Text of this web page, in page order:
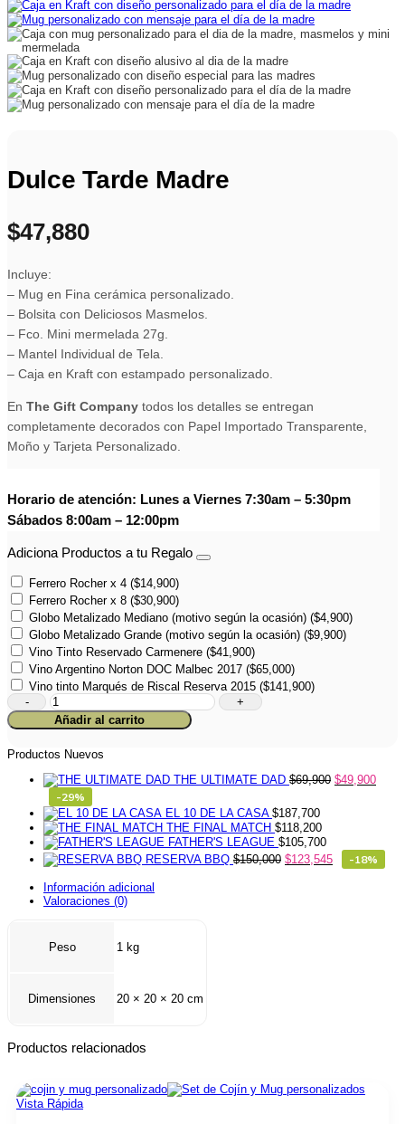
Dulce Tarde Madre
$47,880
Incluye:
– Mug en Fina cerámica personalizado.
– Bolsita con Deliciosos Masmelos.
– Fco. Mini mermelada 27g.
– Mantel Individual de Tela.
– Caja en Kraft con estampado personalizado.
En The Gift Company todos los detalles se entregan
completamente decorados con Papel Importado Transparente,
Moño y Tarjeta Personalizado.
Horario de atención: Lunes a Viernes 7:30am – 5:30pm
Sábados 8:00am – 12:00pm
Adiciona Productos a tu Regalo
Ferrero Rocher x 4 ($14,900)
Ferrero Rocher x 8 ($30,900)
Globo Metalizado Mediano (motivo según la ocasión) ($4,900)
Globo Metalizado Grande (motivo según la ocasión) ($9,900)
Vino Tinto Reservado Carmenere ($41,900)
Vino Argentino Norton DOC Malbec 2017 ($65,000)
Vino tinto Marqués de Riscal Reserva 2015 ($141,900)
Dulce
Tarde
Madre
Añadir al carrito
Productos Nuevos
THE ULTIMATE DAD $69,900 $49,900
-29%
EL 10 DE LA CASA $187,700
THE FINAL MATCH $118,200
FATHER'S LEAGUE $105,700
RESERVA BBQ $150,000 $123,545 -18%
Información adicional
Valoraciones (0)
Peso 1 kg
Dimensiones 20 × 20 × 20 cm
Productos relacionados
Vista Rápida